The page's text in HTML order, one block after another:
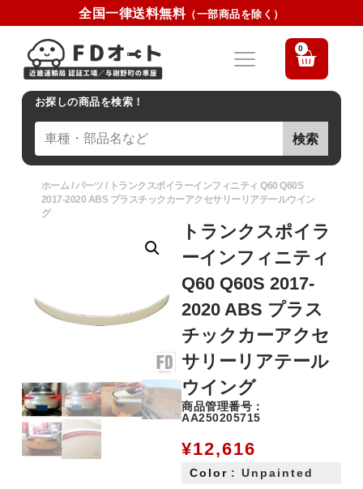
全国一律送料無料（一部商品を除く）
0
お探しの商品を検索！
検索
ホーム /パーツ / トランクスポイラーインフィニティ Q60 Q60S
2017-2020 ABS プラスチックカーアクセサリーリアテールウイン
グ
トランクスポイラ
ーインフィニティ
Q60 Q60S 2017-
2020 ABS プラス
チックカーアクセ
サリーリアテール
ウイング
商品管理番号：
AA250205715
¥12,616
Color : Unpainted